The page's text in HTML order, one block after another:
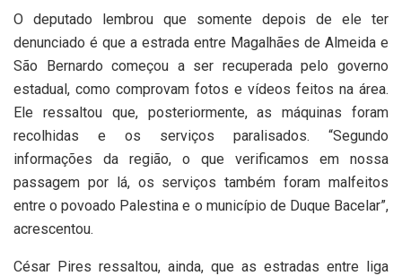
O deputado lembrou que somente depois de ele ter
denunciado é que a estrada entre Magalhães de Almeida e
São Bernardo começou a ser recuperada pelo governo
estadual, como comprovam fotos e vídeos feitos na área.
Ele ressaltou que, posteriormente, as máquinas foram
recolhidas e os serviços paralisados. “Segundo
informações da região, o que verificamos em nossa
passagem por lá, os serviços também foram malfeitos
entre o povoado Palestina e o município de Duque Bacelar”,
acrescentou.
César Pires ressaltou, ainda, que as estradas entre liga